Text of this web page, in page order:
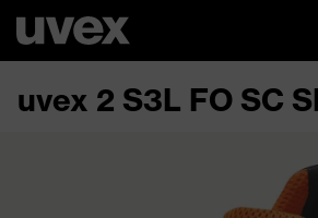
uvex 2 S3L FO SC